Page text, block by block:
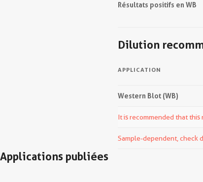
Résultats positifs en WB
Dilution
APPLICATION
Western Blot (WB)
It is recommended that
Sample-dependent, check
Applications publiées